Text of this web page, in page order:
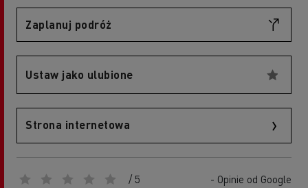
Zaplanuj podróż
Ustaw jako ulubione
Strona internetowa
/ 5 - Opinie od Google